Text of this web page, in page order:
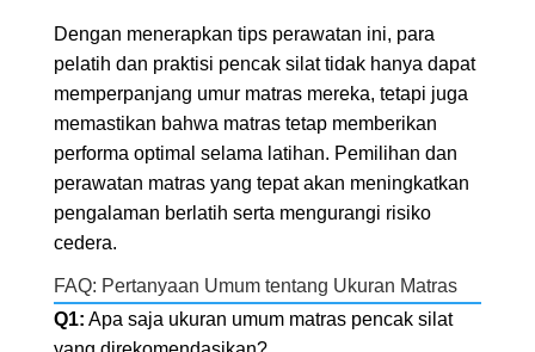
Dengan menerapkan tips perawatan ini, para
pelatih dan praktisi pencak silat tidak hanya dapat
memperpanjang umur matras mereka, tetapi juga
memastikan bahwa matras tetap memberikan
performa optimal selama latihan. Pemilihan dan
perawatan matras yang tepat akan meningkatkan
pengalaman berlatih serta mengurangi risiko
cedera.
FAQ: Pertanyaan Umum tentang Ukuran Matras
Q1: Apa saja ukuran umum matras pencak silat